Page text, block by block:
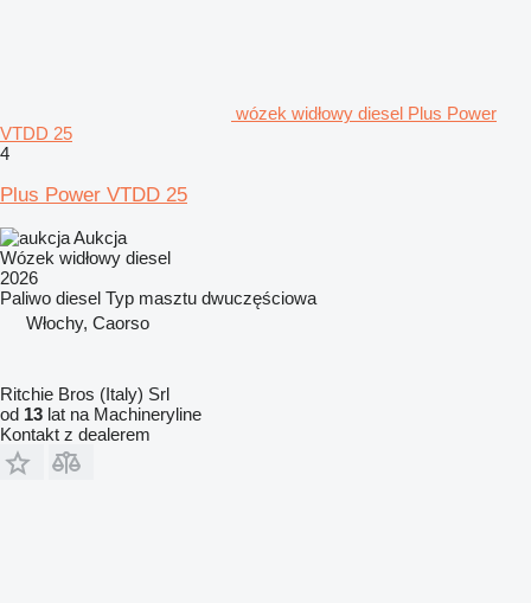
wózek widłowy diesel Plus Power
VTDD 25
4
Plus Power VTDD 25
Aukcja
Wózek widłowy diesel
2026
Paliwo diesel Typ masztu dwuczęściowa
Włochy, Caorso
Ritchie Bros (Italy) Srl
od 13 lat na Machineryline
Kontakt z dealerem